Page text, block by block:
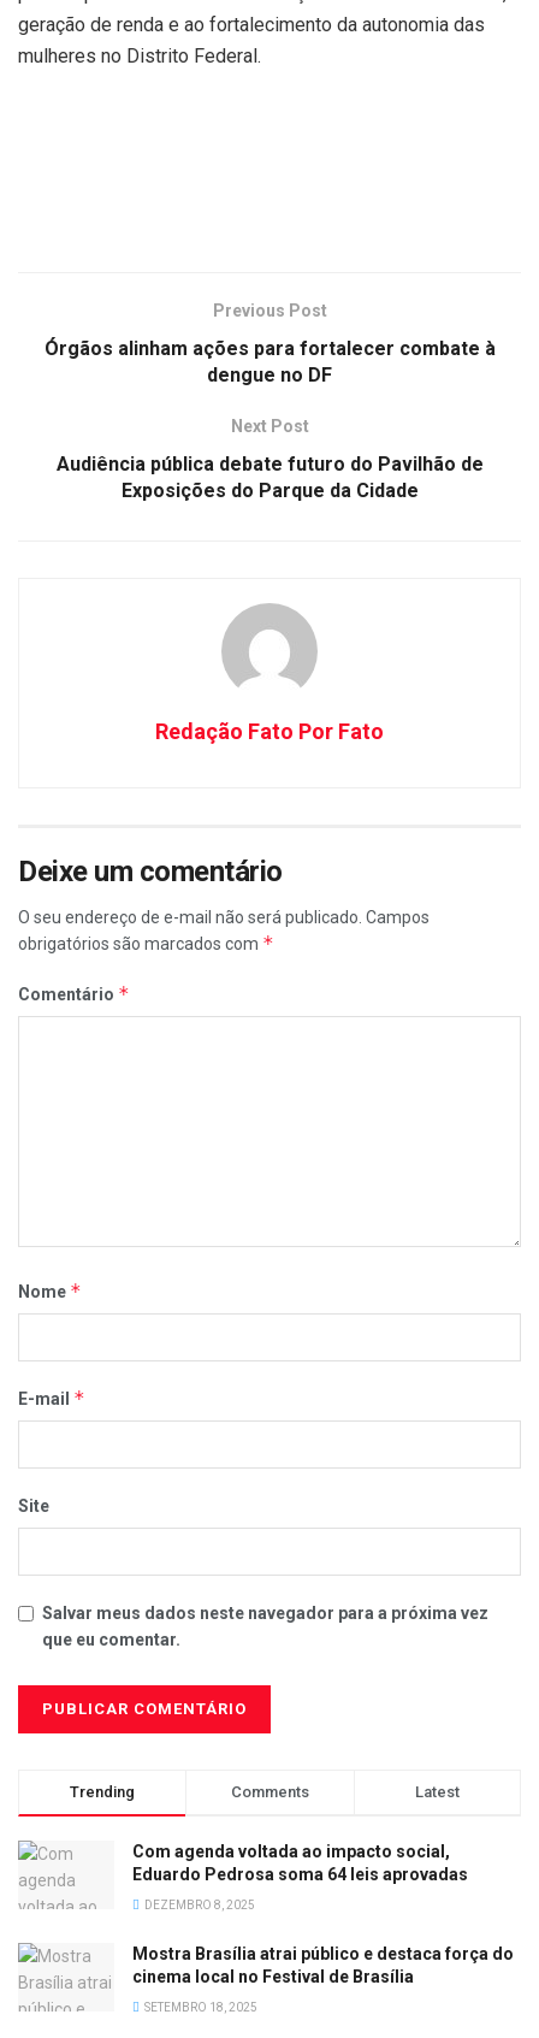
geração de renda e ao fortalecimento da autonomia das
mulheres no Distrito Federal.
Previous Post
Órgãos alinham ações para fortalecer combate à
dengue no DF
Next Post
Audiência pública debate futuro do Pavilhão de
Exposições do Parque da Cidade
Redação Fato Por Fato
Deixe um comentário
O seu endereço de e-mail não será publicado. Campos
obrigatórios são marcados com *
Comentário *
Nome *
E-mail *
Site
Salvar meus dados neste navegador para a próxima vez
que eu comentar.
Trending Comments Latest
Com agenda voltada ao impacto social,
Eduardo Pedrosa soma 64 leis aprovadas
DEZEMBRO 8, 2025
Mostra Brasília atrai público e destaca força do
cinema local no Festival de Brasília
SETEMBRO 18, 2025